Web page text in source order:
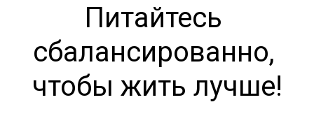
Питайтесь
сбалансированно,
чтобы жить лучше!